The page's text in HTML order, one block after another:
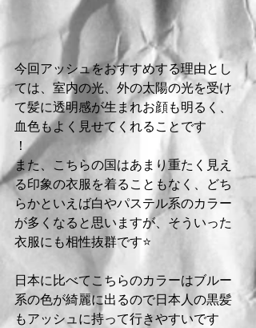
今回アッシュをおすすめする理由とし
ては、室内の光、外の太陽の光を受け
て髪に透明感が生まれお顔も明るく、
血色もよく見せてくれることです
！
また、こちらの国はあまり重たく見え
る印象の衣服を着ることもなく、どち
らかといえば白やパステル系のカラー
が多くなると思いますが、そういった
衣服にも相性抜群です⭐️
日本に比べてこちらのカラーはブルー
系の色が綺麗に出るので日本人の黒髪
もアッシュに持って行きやすいです